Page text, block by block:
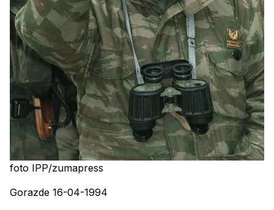
foto IPP/zumapress
Gorazde 16-04-1994